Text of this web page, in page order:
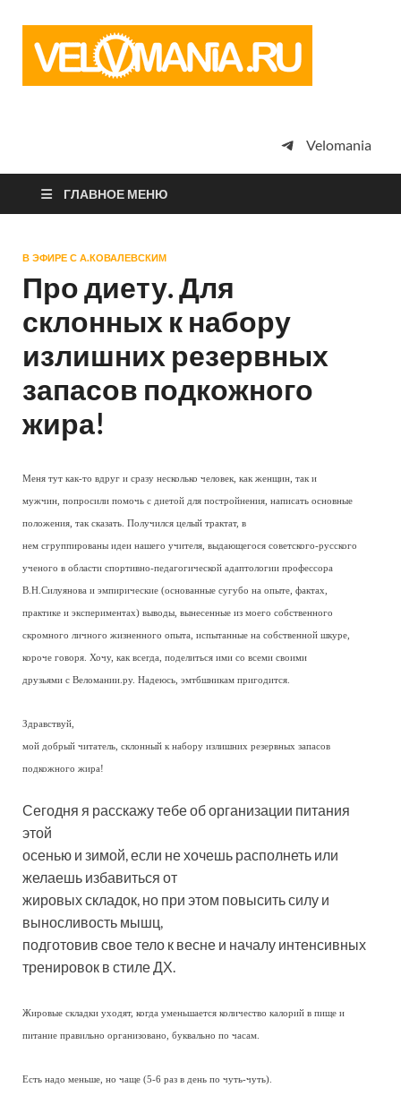
просто
Velomania
ГЛАВНОЕ МЕНЮ
В ЭФИРЕ С А.КОВАЛЕВСКИМ
Про диету. Для
склонных к набору
излишних резервных
запасов подкожного
жира!
Меня тут как-то вдруг и сразу несколько человек, как женщин, так и
мужчин, попросили помочь с диетой для постройнения, написать основные
положения, так сказать. Получился целый трактат, в
нем сгруппированы идеи нашего учителя, выдающегося советского-русского
ученого в области спортивно-педагогической адаптологии профессора
В.Н.Силуянова и эмпирические (основанные сугубо на опыте, фактах,
практике и экспериментах) выводы, вынесенные из моего собственного
скромного личного жизненного опыта, испытанные на собственной шкуре,
короче говоря. Хочу, как всегда, поделиться ими со всеми своими
друзьями с Веломании.ру. Надеюсь, эмтбшникам пригодится.
Здравствуй,
мой добрый читатель, склонный к набору излишних резервных запасов
подкожного жира!
Сегодня я расскажу тебе об организации питания
этой
осенью и зимой, если не хочешь располнеть или
желаешь избавиться от
жировых складок, но при этом повысить силу и
выносливость мышц,
подготовив свое тело к весне и началу интенсивных
тренировок в стиле ДХ.
Жировые складки уходят, когда уменьшается количество калорий в пище и
питание правильно организовано, буквально по часам.
Есть надо меньше, но чаще (5-6 раз в день по чуть-чуть).